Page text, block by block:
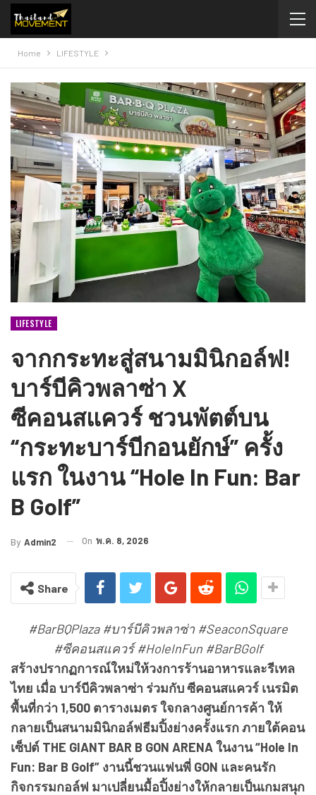
Home LIFESTYLE
LIFESTYLE
จากกระทะสู่สนามมินิกอล์ฟ!
บาร์บีคิวพลาซ่า X
ซีคอนสแควร์ ชวนพัตต์บน
“กระทะบาร์บีกอนยักษ์” ครั้ง
แรก ในงาน “Hole In Fun: Bar
B Golf”
By Admin2 On พ.ค. 8, 2026
Share
#BarBQPlaza #บาร์บีคิวพลาซ่า #SeaconSquare
#ซีคอนสแควร์ #HoleInFun #BarBGolf
สร้างปรากฏการณ์ใหม่ให้วงการร้านอาหารและรีเทล
ไทย เมื่อ บาร์บีคิวพลาซ่า ร่วมกับ ซีคอนสแควร์ เนรมิต
พื้นที่กว่า 1,500 ตารางเมตร ใจกลางศูนย์การค้า ให้
กลายเป็นสนามมินิกอล์ฟธีมปิ้งย่างครั้งแรก ภายใต้คอน
เซ็ปต์ THE GIANT BAR B GON ARENA ในงาน “Hole In
Fun: Bar B Golf” งานนี้ชวนแฟนพี่ GON และคนรัก
กิจกรรมกอล์ฟ มาเปลี่ยนมื้อปิ้งย่างให้กลายเป็นเกมสนุก